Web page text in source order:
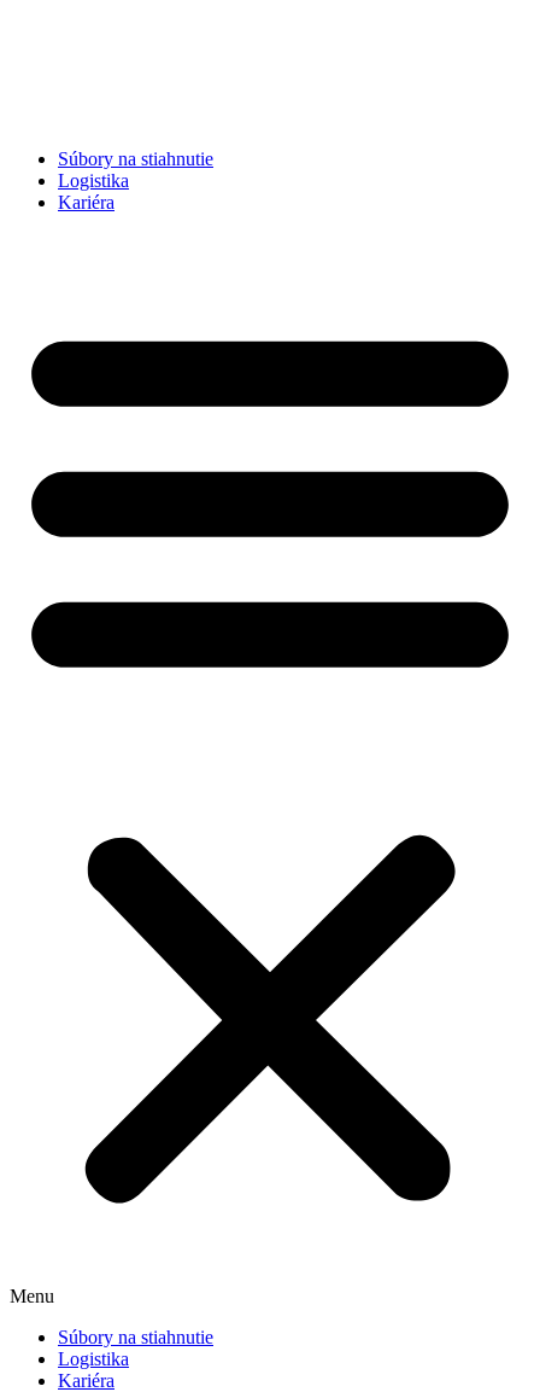
Súbory na stiahnutie
Logistika
Kariéra
Menu
Súbory na stiahnutie
Logistika
Kariéra